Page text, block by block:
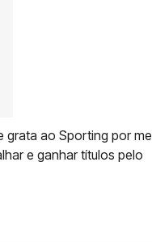
grata ao Sporting por me
e ganhar títulos pelo